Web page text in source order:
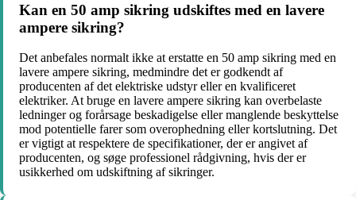
Kan en 50 amp sikring udskiftes med en lavere
ampere sikring?
Det anbefales normalt ikke at erstatte en 50 amp sikring med en
lavere ampere sikring, medmindre det er godkendt af
producenten af det elektriske udstyr eller en kvalificeret
elektriker. At bruge en lavere ampere sikring kan overbelaste
ledninger og forårsage beskadigelse eller manglende beskyttelse
mod potentielle farer som overophedning eller kortslutning. Det
er vigtigt at respektere de specifikationer, der er angivet af
producenten, og søge professionel rådgivning, hvis der er
usikkerhed om udskiftning af sikringer.